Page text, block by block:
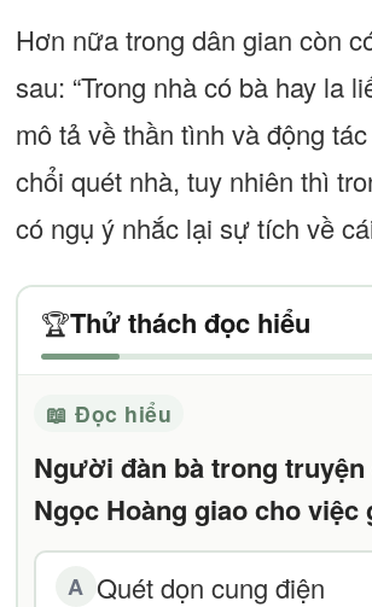
Hơn nữa trong dân gian còn
sau: “Trong nhà có bà hay la
mô tả về thần tình và động
chổi quét nhà, tuy nhiên thì
có ngụ ý nhắc lại sự tích về
🏆Thử thách đọc hiểu
📖 Đọc hiểu
Người đàn bà trong
Ngọc Hoàng giao cho việc
A Quét dọn cung điện